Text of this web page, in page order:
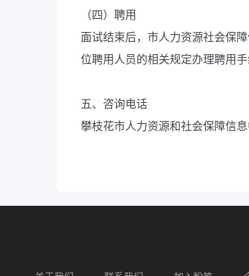
（四）聘用
面试结束后，市人力资源社会保
位聘用人员的相关规定办理聘用手
五、咨询电话
攀枝花市人力资源和社会保障信息